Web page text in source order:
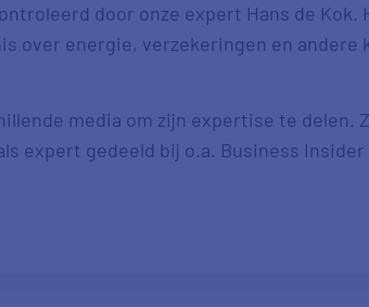
door onze expert Hans de
over energie, verzekeringen en
media om zijn expertise te delen.
expert gedeeld bij o.a. Business Insider